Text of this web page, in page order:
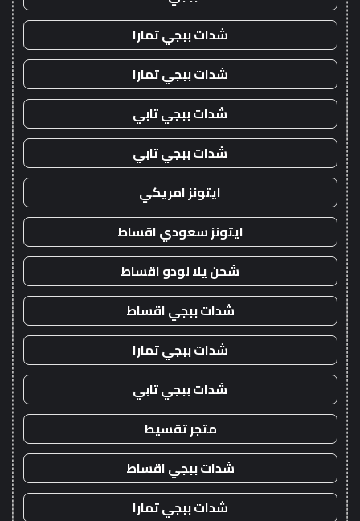
شدات ببجي تمارا
شدات ببجي تمارا
شدات ببجي تابي
شدات ببجي تابي
ايتونز امريكي
ايتونز سعودي اقساط
شحن يلا لودو اقساط
شدات ببجي اقساط
شدات ببجي تمارا
شدات ببجي تابي
متجر تقسيط
شدات ببجي اقساط
شدات ببجي تمارا